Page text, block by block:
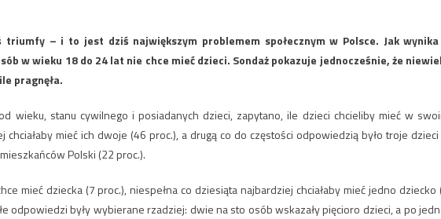
– i to jest dziś największym problemem społecznym w Polsce. Jak
w wieku 18 do 24 lat nie chce mieć dzieci. Sondaż pokazuje jednocześnie, że
pragnęła.
wieku, stanu cywilnego i posiadanych dzieci, zapytano, ile dzieci chcieliby mieć w
chciałaby mieć ich dwoje (46 proc.), a drugą co do częstości odpowiedzią było troje
Polski (22 proc.).
mieć dziecka (7 proc.), niespełna co dziesiąta najbardziej chciałaby mieć jedno dziecko
odpowiedzi były wybierane rzadziej: dwie na sto osób wskazały pięcioro dzieci, a po